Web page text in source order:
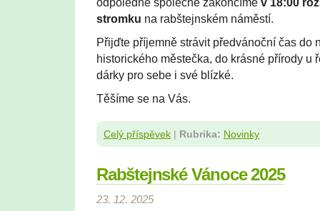
stromku na rabštejnském náměstí.
Přijďte příjemně strávit předvánoční čas do
historického městečka, do krásné přírody u
dárky pro sebe i své blízké.
Těšíme se na Vás.
Celý příspěvek | Rubrika: Novinky
Rabštejnské Vánoce 2025
23. 12. 2025